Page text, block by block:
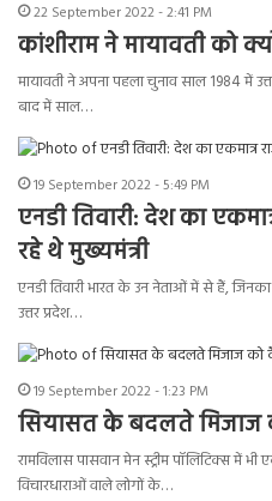
22 September 2022 - 2:41 PM
कांशीराम ने मायावती को
मायावती ने अपना पहला चुनाव साल 1984 में
बाद में साल…
19 September 2022 - 5:49 PM
एनडी तिवारी: देश का
रहे थे मुख्यमंत्री
एनडी तिवारी भारत के उन नेताओं में से हैं,
उत्तर प्रदेश…
19 September 2022 - 1:23 PM
सियासत के बदलते मिजाज
रामविलास पासवान मेन स्ट्रीम पॉलिटिक्स
विचारधाराओं वाले लोगों के…